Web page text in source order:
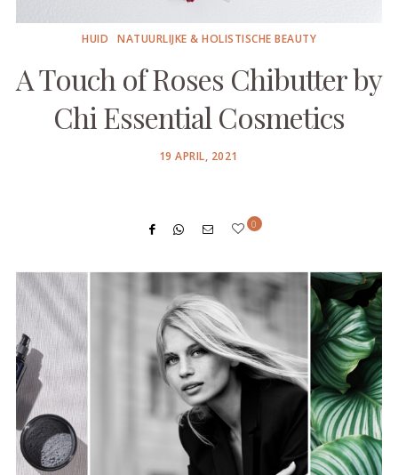
HUID NATUURLIJKE & HOLISTISCHE BEAUTY
A Touch of Roses Chibutter by
Chi Essential Cosmetics
POSTED
19 APRIL, 2021
0